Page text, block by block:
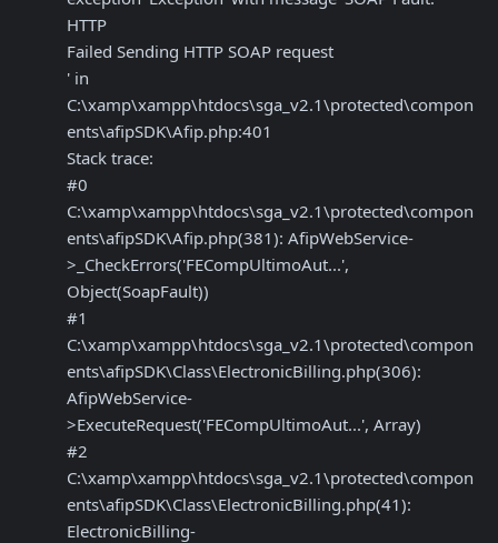
HTTP
Failed Sending HTTP SOAP request
' in
C:\xamp\xampp\htdocs\sga_v2.1\protected\compon
ents\afipSDK\Afip.php:401
Stack trace:
#0
C:\xamp\xampp\htdocs\sga_v2.1\protected\compon
ents\afipSDK\Afip.php(381): AfipWebService-
>_CheckErrors('FECompUltimoAut...',
Object(SoapFault))
#1
C:\xamp\xampp\htdocs\sga_v2.1\protected\compon
ents\afipSDK\Class\ElectronicBilling.php(306):
AfipWebService-
>ExecuteRequest('FECompUltimoAut...', Array)
#2
C:\xamp\xampp\htdocs\sga_v2.1\protected\compon
ents\afipSDK\Class\ElectronicBilling.php(41):
ElectronicBilling-